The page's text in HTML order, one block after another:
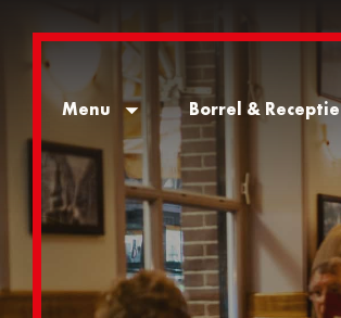
Menu Borrel & Receptie